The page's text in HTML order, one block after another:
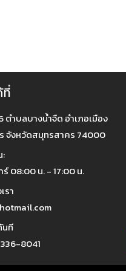
ที่
ตำบลบางน้ำจืด อำเภอเมือง
จังหวัดสมุทรสาคร 74000
:
ร์ 08:00 น. - 17:00 น.
รา
นที
8041